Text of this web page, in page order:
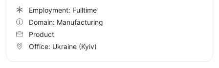
Employment: Fulltime
Domain: Manufacturing
Product
Office: Ukraine (Kyiv)